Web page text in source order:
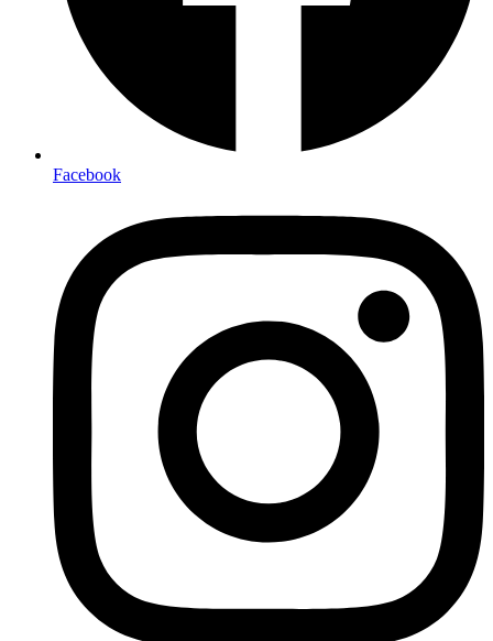
Facebook